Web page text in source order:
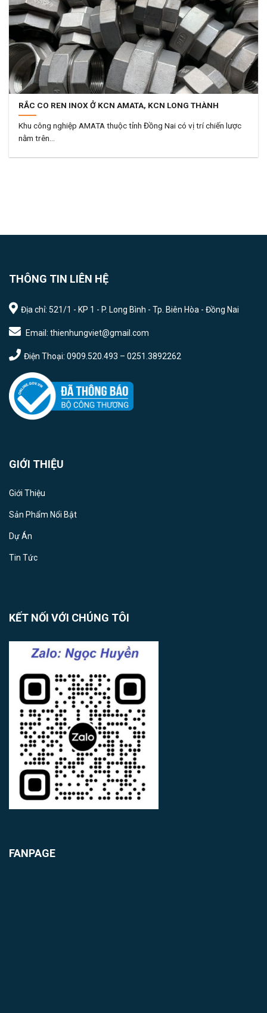
RẮC CO REN INOX Ở KCN AMATA, KCN LONG THÀNH
Khu công nghiệp AMATA thuộc tỉnh Đồng Nai có vị trí chiến lược
nằm trên...
THÔNG TIN LIÊN HỆ
Địa chỉ: 521/1 - KP 1 - P. Long Bình - Tp. Biên Hòa - Đồng Nai
Email: thienhungviet@gmail.com
Điện Thoại: 0909.520.493 – 0251.3892262
GIỚI THIỆU
Giới Thiệu
Sản Phẩm Nổi Bật
Dự Án
Tin Tức
KẾT NỐI VỚI CHÚNG TÔI
FANPAGE